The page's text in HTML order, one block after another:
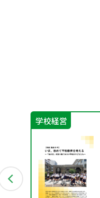
学校経営